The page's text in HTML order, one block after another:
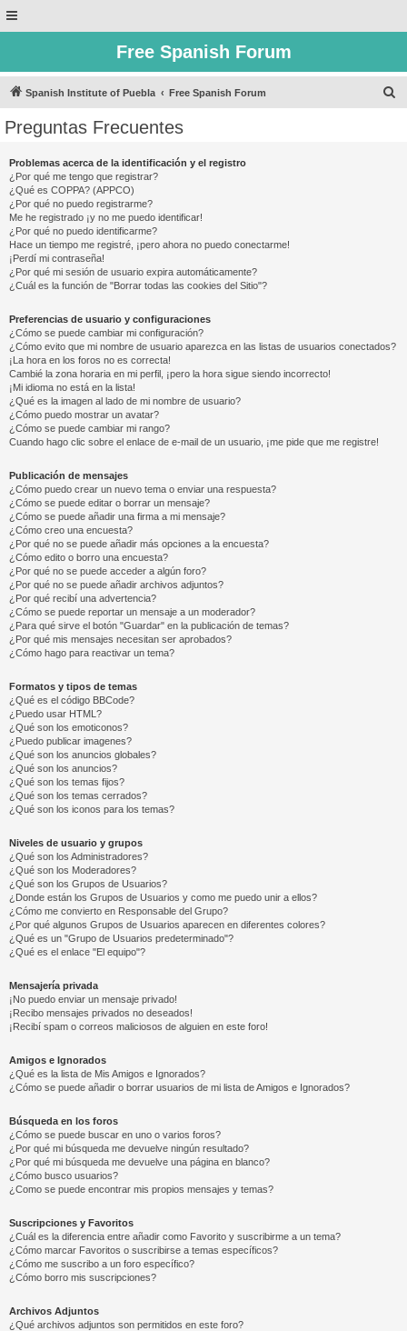
Free Spanish Forum
Spanish Institute of Puebla Free Spanish Forum
Preguntas Frecuentes
Problemas acerca de la identificación y el registro
¿Por qué me tengo que registrar?
¿Qué es COPPA? (APPCO)
¿Por qué no puedo registrarme?
Me he registrado ¡y no me puedo identificar!
¿Por qué no puedo identificarme?
Hace un tiempo me registré, ¡pero ahora no puedo conectarme!
¡Perdí mi contraseña!
¿Por qué mi sesión de usuario expira automáticamente?
¿Cuál es la función de "Borrar todas las cookies del Sitio"?
Preferencias de usuario y configuraciones
¿Cómo se puede cambiar mi configuración?
¿Cómo evito que mi nombre de usuario aparezca en las listas de usuarios conectados?
¡La hora en los foros no es correcta!
Cambié la zona horaria en mi perfil, ¡pero la hora sigue siendo incorrecto!
¡Mi idioma no está en la lista!
¿Qué es la imagen al lado de mi nombre de usuario?
¿Cómo puedo mostrar un avatar?
¿Cómo se puede cambiar mi rango?
Cuando hago clic sobre el enlace de e-mail de un usuario, ¡me pide que me registre!
Publicación de mensajes
¿Cómo puedo crear un nuevo tema o enviar una respuesta?
¿Cómo se puede editar o borrar un mensaje?
¿Cómo se puede añadir una firma a mi mensaje?
¿Cómo creo una encuesta?
¿Por qué no se puede añadir más opciones a la encuesta?
¿Cómo edito o borro una encuesta?
¿Por qué no se puede acceder a algún foro?
¿Por qué no se puede añadir archivos adjuntos?
¿Por qué recibí una advertencia?
¿Cómo se puede reportar un mensaje a un moderador?
¿Para qué sirve el botón "Guardar" en la publicación de temas?
¿Por qué mis mensajes necesitan ser aprobados?
¿Cómo hago para reactivar un tema?
Formatos y tipos de temas
¿Qué es el código BBCode?
¿Puedo usar HTML?
¿Qué son los emoticonos?
¿Puedo publicar imagenes?
¿Qué son los anuncios globales?
¿Qué son los anuncios?
¿Qué son los temas fijos?
¿Qué son los temas cerrados?
¿Qué son los iconos para los temas?
Niveles de usuario y grupos
¿Qué son los Administradores?
¿Qué son los Moderadores?
¿Qué son los Grupos de Usuarios?
¿Donde están los Grupos de Usuarios y como me puedo unir a ellos?
¿Cómo me convierto en Responsable del Grupo?
¿Por qué algunos Grupos de Usuarios aparecen en diferentes colores?
¿Qué es un "Grupo de Usuarios predeterminado"?
¿Qué es el enlace "El equipo"?
Mensajería privada
¡No puedo enviar un mensaje privado!
¡Recibo mensajes privados no deseados!
¡Recibí spam o correos maliciosos de alguien en este foro!
Amigos e Ignorados
¿Qué es la lista de Mis Amigos e Ignorados?
¿Cómo se puede añadir o borrar usuarios de mi lista de Amigos e Ignorados?
Búsqueda en los foros
¿Cómo se puede buscar en uno o varios foros?
¿Por qué mi búsqueda me devuelve ningún resultado?
¿Por qué mi búsqueda me devuelve una página en blanco?
¿Cómo busco usuarios?
¿Como se puede encontrar mis propios mensajes y temas?
Suscripciones y Favoritos
¿Cuál es la diferencia entre añadir como Favorito y suscribirme a un tema?
¿Cómo marcar Favoritos o suscribirse a temas específicos?
¿Cómo me suscribo a un foro específico?
¿Cómo borro mis suscripciones?
Archivos Adjuntos
¿Qué archivos adjuntos son permitidos en este foro?